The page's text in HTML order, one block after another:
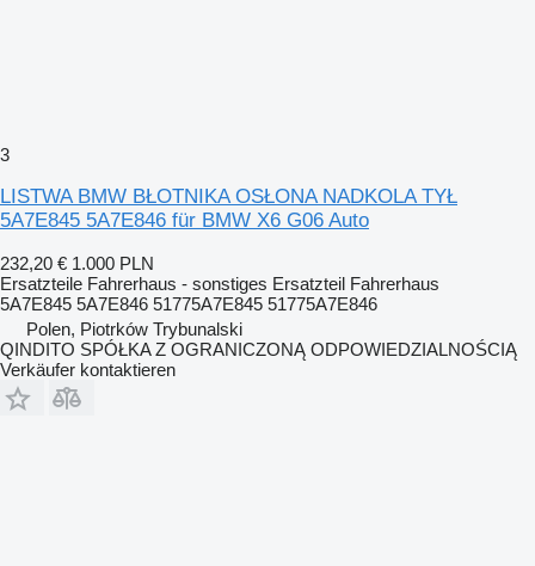
3
LISTWA BMW BŁOTNIKA OSŁONA NADKOLA TYŁ
5A7E845 5A7E846 für BMW X6 G06 Auto
232,20 € 1.000 PLN
Ersatzteile Fahrerhaus - sonstiges Ersatzteil Fahrerhaus
5A7E845 5A7E846 51775A7E845 51775A7E846
Polen, Piotrków Trybunalski
QINDITO SPÓŁKA Z OGRANICZONĄ ODPOWIEDZIALNOŚCIĄ
Verkäufer kontaktieren